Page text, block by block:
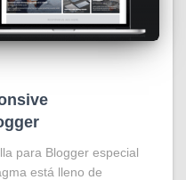
para Blogger especial
está lleno de